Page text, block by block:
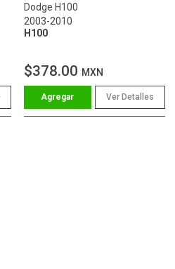
Dodge H100
2003-2010
H100
$378.00 MXN
Ver Detalles